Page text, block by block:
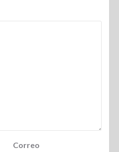
Correo